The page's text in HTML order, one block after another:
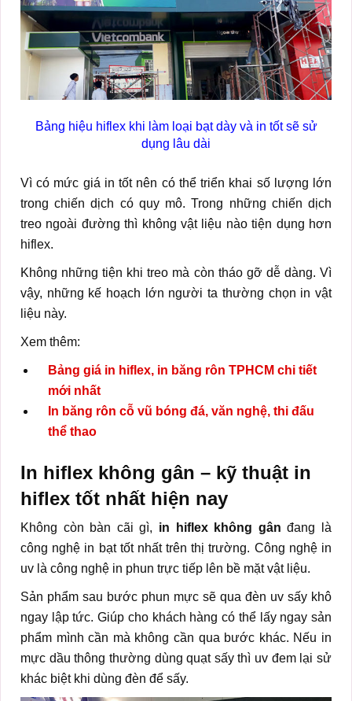
Bảng hiệu hiflex khi làm loại bạt dày và in tốt sẽ sử
dụng lâu dài
Vì có mức giá in tốt nên có thể triển khai số lượng lớn
trong chiến dịch có quy mô. Trong những chiến dịch
treo ngoài đường thì không vật liệu nào tiện dụng hơn
hiflex.
Không những tiện khi treo mà còn tháo gỡ dễ dàng. Vì
vậy, những kế hoạch lớn người ta thường chọn in vật
liệu này.
Xem thêm:
Bảng giá in hiflex, in băng rôn TPHCM chi tiết
mới nhất
In băng rôn cỗ vũ bóng đá, văn nghệ, thi đấu
thể thao
In hiflex không gân – kỹ thuật in
hiflex tốt nhất hiện nay
Không còn bàn cãi gì, in hiflex không gân đang là
công nghệ in bạt tốt nhất trên thị trường. Công nghệ in
uv là công nghệ in phun trực tiếp lên bề mặt vật liệu.
Sản phẩm sau bước phun mực sẽ qua đèn uv sấy khô
ngay lập tức. Giúp cho khách hàng có thể lấy ngay sản
phẩm mình cần mà không cần qua bước khác. Nếu in
mực dầu thông thường dùng quạt sấy thì uv đem lại sử
khác biệt khi dùng đèn để sấy.